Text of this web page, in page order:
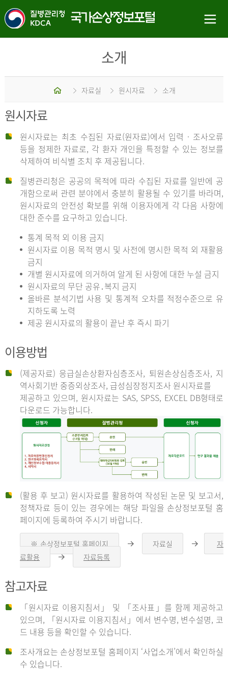
소개
홈 자료실 원시자료 소개
원시자료
원시자료는 최초 수집된 자료(원자료)에서 입력 · 조사오류
등을 정제한 자료로, 각 환자 개인을 특정할 수 있는 정보를
삭제하여 비식별 조치 후 제공됩니다.
질병관리청은 공공의 목적에 따라 수집된 자료를 일반에 공
개함으로써 관련 분야에서 충분히 활용될 수 있기를 바라며,
원시자료의 안전성 확보를 위해 이용자에게 각 다음 사항에
대한 준수를 요구하고 있습니다.
통계 목적 외 이용 금지
원시자료 이용 목적 명시 및 사전에 명시한 목적 외 재활용
금지
개별 원시자료에 의거하여 알게 된 사항에 대한 누설 금지
원시자료의 무단 공유․복지 금지
올바른 분석기법 사용 및 통계적 오차를 적정수준으로 유
지하도록 노력
제공 원시자료의 활용이 끝난 후 즉시 파기
이용방법
(제공자료) 응급실손상환자심층조사, 퇴원손상심층조사, 지
역사회기반 중증외상조사, 급성심장정지조사 원시자료를
제공하고 있으며, 원시자료는 SAS, SPSS, EXCEL DB형태로
다운로드 가능합니다.
신
청
자
신
청
자
는
1.
자
(활용 후 보고) 원시자료를 활용하여 작성된 논문 및 보고서,
정책자료 등이 있는 경우에는 해당 파일을 손상정보포털 홈
페이지에 등록하여 주시기 바랍니다.
※ 손상정보포털 홈페이지
른
자료실
른
자
료활용
른
자료등록
참고자료
「원시자료 이용지침서」 및 「조사표」를 함께 제공하고
있으며, 「원시자료 이용지침서」에서 변수명, 변수설명, 코
드 내용 등을 확인할 수 있습니다.
조사개요는 손상정보포털 홈페이지 ‘사업소개’에서 확인하실
수 있습니다.